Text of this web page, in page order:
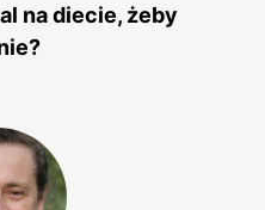
na diecie, żeby